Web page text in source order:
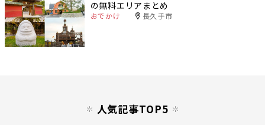
の無料エリアまとめ
おでかけ 長久手市
人気記事TOP5